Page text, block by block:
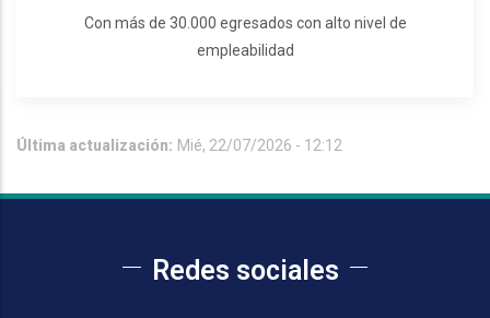
Con más de 30.000 egresados con alto nivel de
empleabilidad
Última actualización: Mié, 22/07/2026 - 12:12
Redes sociales